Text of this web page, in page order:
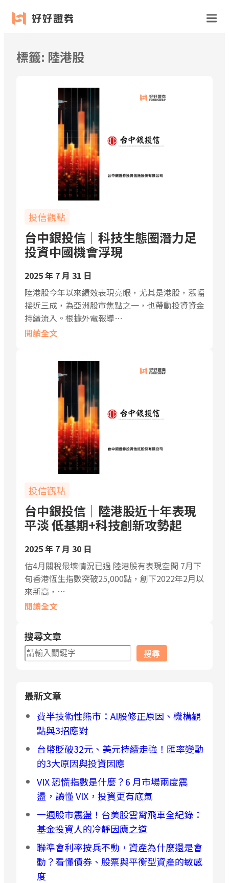
跳
至
標籤: 陸港股
投信觀點
台中銀投信｜科技生態圈潛力足
投資中國機會浮現
2025 年 7 月 31 日
陸港股今年以來績效表現亮眼，尤其是港股，漲幅
接近三成，為亞洲股市焦點之一，也帶動投資資金
持續流入。根據外電報導…
閱讀全文
投信觀點
台中銀投信｜陸港股近十年表現
平淡 低基期+科技創新攻勢起
2025 年 7 月 30 日
估4月關稅最壞情況已過 陸港股有表現空間 7月下
旬香港恆生指數突破25,000點，創下2022年2月以
來新高，…
閱讀全文
搜尋文章
搜
尋
搜尋
最新文章
費半技術性熊市：AI股修正原因、機構觀
點與3招應對
台幣貶破32元、美元持續走強！匯率變動
的3大原因與投資因應
VIX 恐慌指數是什麼？6 月市場兩度震
盪，讀懂 VIX，投資更有底氣
一週股市震盪！台美股雲霄飛車全紀錄：
基金投資人的冷靜因應之道
聯準會利率按兵不動，資產為什麼還是會
動？看懂債券、股票與平衡型資產的敏感
度